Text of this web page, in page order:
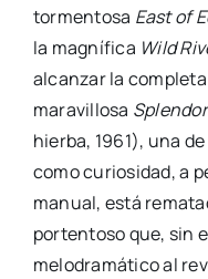
tormentosa East of
la magnífica Wild
alcanzar la
maravillosa
hierba, 1961), una
como curiosidad, a
manual, está
portentoso que, sin
melodramático al